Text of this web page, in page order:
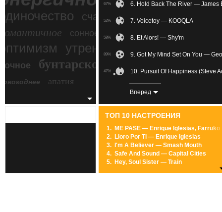
счастье
сонное
утреннее злость
бунтарское
беспокойное
апатия
67% 6. Hold Back The River — James
52% 7. Voicetoy — KOOQLA
58% 8. Et Alors! — Shy'm
89% 9. Got My Mind Set On You —
47% 10. Pursuit Of Happiness (Steve
11. Кто ты — Градусы
84% 12. So What — Pink
73% 14. Kick The Bucket — Charlie
60% 15. Всегда и никогда — Новые
59% 16. LUXEmusic Birthday Mix -
Вперед
ТОП 10 НАСТРОЕНИЯ
1. ME PASE — Enrique Iglesias, Farruko
2. Lloro Por Ti — Enrique Iglesias
3.
I'm A Believer — Smash Mouth
4. Safe And Sound — Capital Cities
5. Hey, Soul Sister — Train